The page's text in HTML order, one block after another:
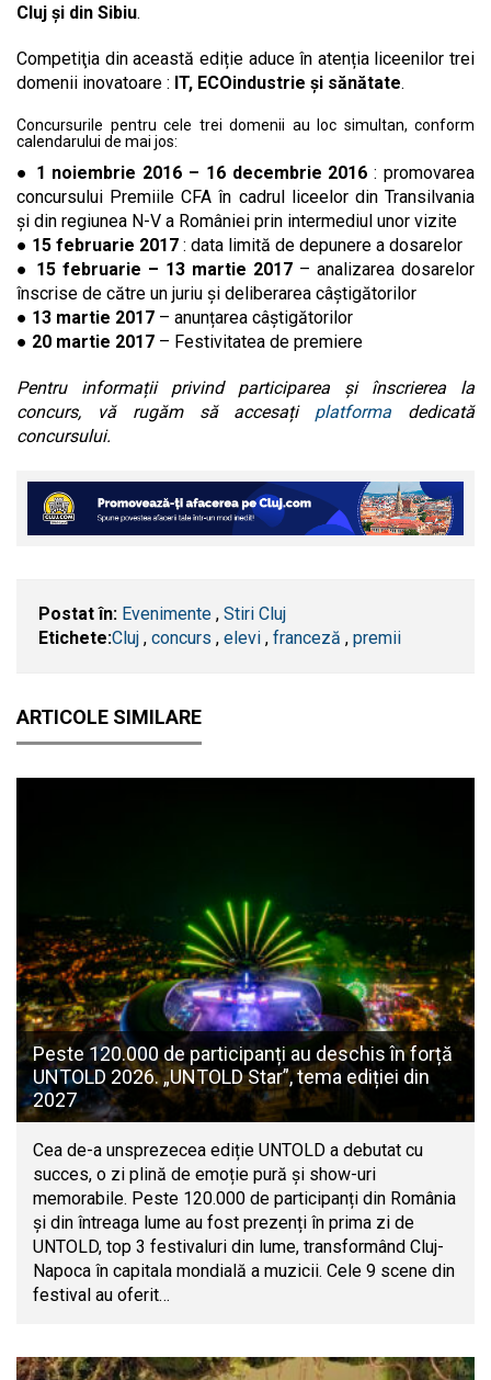
Cluj şi din Sibiu.
Competiţia din această ediție aduce în atenția liceenilor trei
domenii inovatoare : IT, ECOindustrie și sănătate.
Concursurile pentru cele trei domenii au loc simultan, conform
calendarului de mai jos:
● 1 noiembrie 2016 – 16 decembrie 2016 : promovarea
concursului Premiile CFA în cadrul liceelor din Transilvania
și din regiunea N-V a României prin intermediul unor vizite
● 15 februarie 2017 : data limită de depunere a dosarelor
● 15 februarie – 13 martie 2017 – analizarea dosarelor
înscrise de către un juriu și deliberarea câștigătorilor
● 13 martie 2017 – anunțarea câștigătorilor
● 20 martie 2017 – Festivitatea de premiere
Pentru informații privind participarea și înscrierea la
concurs, vă rugăm să accesați platforma dedicată
concursului.
Postat în: Evenimente , Stiri Cluj
Etichete:​Cluj , concurs , elevi , franceză , premii
ARTICOLE SIMILARE
Peste 120.000 de participanți au deschis în forță
UNTOLD 2026. „UNTOLD Star”, tema ediției din
2027
Cea de-a unsprezecea ediție UNTOLD a debutat cu
succes, o zi plină de emoție pură și show-uri
memorabile. Peste 120.000 de participanți din România
și din întreaga lume au fost prezenți în prima zi de
UNTOLD, top 3 festivaluri din lume, transformând Cluj-
Napoca în capitala mondială a muzicii. Cele 9 scene din
festival au oferit…